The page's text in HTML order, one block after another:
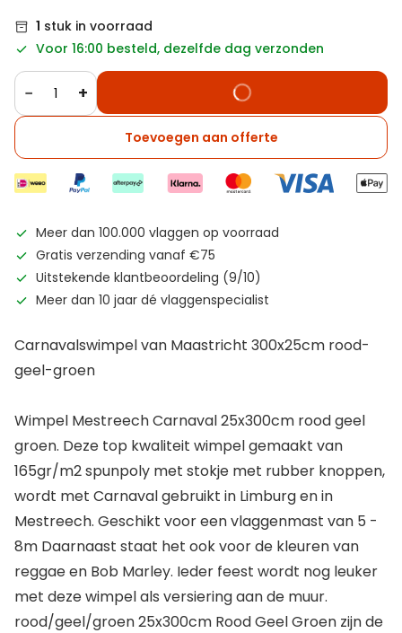
1 stuk in voorraad
Voor 16:00 besteld, dezelfde dag verzonden
− +
Toevoegen aan offerte
Meer dan 100.000 vlaggen op voorraad
Gratis verzending vanaf €75
Uitstekende klantbeoordeling (9/10)
Meer dan 10 jaar dé vlaggenspecialist
Carnavalswimpel van Maastricht 300x25cm rood-
geel-groen
Wimpel Mestreech Carnaval 25x300cm rood geel
groen. Deze top kwaliteit wimpel gemaakt van
165gr/m2 spunpoly met stokje met rubber knoppen,
wordt met Carnaval gebruikt in Limburg en in
Mestreech. Geschikt voor een vlaggenmast van 5 -
8m Daarnaast staat het ook voor de kleuren van
reggae en Bob Marley. Ieder feest wordt nog leuker
met deze wimpel als versiering aan de muur.
rood/geel/groen 25x300cm Rood Geel Groen zijn de